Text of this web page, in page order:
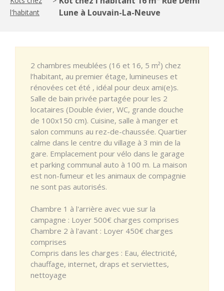
l'habitant
Lune à Louvain-La-Neuve
2 chambres meublées (16 et 16, 5 m²) chez
l’habitant, au premier étage, lumineuses et
rénovées cet été , idéal pour deux ami(e)s.
Salle de bain privée partagée pour les 2
locataires (Double évier, WC, grande douche
de 100x150 cm). Cuisine, salle à manger et
salon communs au rez-de-chaussée. Quartier
calme dans le centre du village à 3 min de la
gare. Emplacement pour vélo dans le garage
et parking communal auto à 100 m. La maison
est non-fumeur et les animaux de compagnie
ne sont pas autorisés.
Chambre 1 à l'arrière avec vue sur la
campagne : Loyer 500€ charges comprises
Chambre 2 à l'avant : Loyer 450€ charges
comprises
Compris dans les charges : Eau, électricité,
chauffage, internet, draps et serviettes,
nettoyage